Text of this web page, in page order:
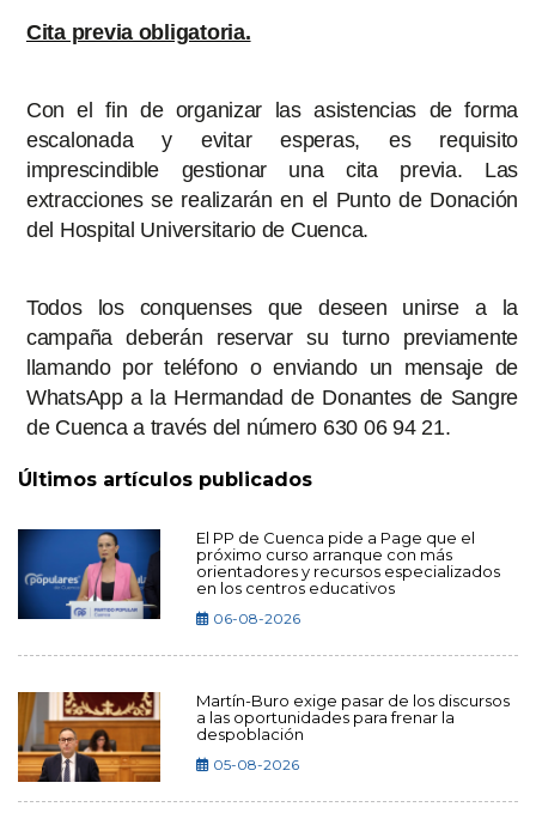
Cita previa obligatoria.
Con el fin de organizar las asistencias de forma
escalonada y evitar esperas, es requisito
imprescindible gestionar una cita previa. Las
extracciones se realizarán en el Punto de Donación
del Hospital Universitario de Cuenca.
Todos los conquenses que deseen unirse a la
campaña deberán reservar su turno previamente
llamando por teléfono o enviando un mensaje de
WhatsApp a la Hermandad de Donantes de Sangre
de Cuenca a través del número 630 06 94 21.
Últimos artículos publicados
El PP de Cuenca pide a Page que el
próximo curso arranque con más
orientadores y recursos especializados
en los centros educativos
06-08-2026
Martín-Buro exige pasar de los discursos
a las oportunidades para frenar la
despoblación
05-08-2026